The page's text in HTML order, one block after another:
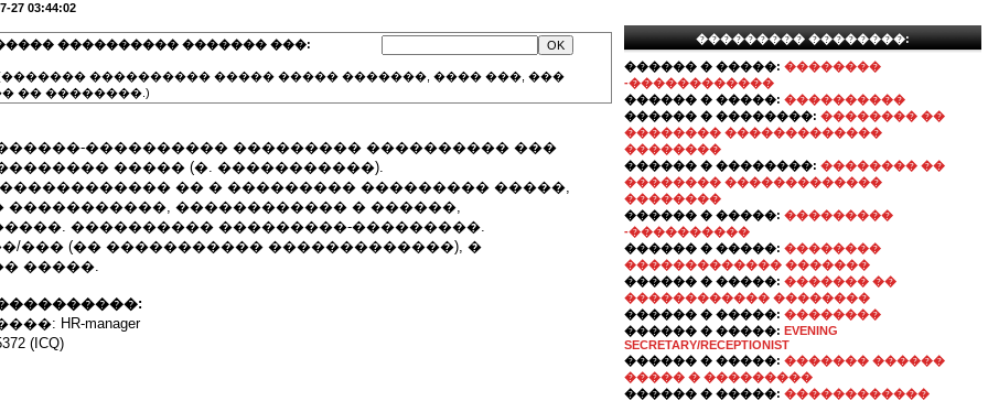
27 03:44:02
���������� ������� ���:
���������� ����� ����� �������, ���� ���, ���
�� ��������.)
���������� ��������� ���������� ���
����� (�. �����������).
�� � ��������� ��������� �����,
�����������, ������������ � ������,
���������� ���������-���������.
���/��� (�� ����������� �������������), �
�����.
HR-manager
(ICQ)
��������� ��������:
������ � �����: ��������
-������������
������ � �����: ����������
������ � ��������: �������� ��
�������� �������������
��������
������ � ��������: �������� ��
�������� �������������
��������
������ � �����: ���������
-����������
������ � �����: ��������
������������� �������
������ � �����: ������� ��
������������ ��������
������ � �����: ��������
������ � �����: EVENING
SECRETARY/RECEPTIONIST
������ � �����: ������� ������
����� � ���������
������ � �����: ������������